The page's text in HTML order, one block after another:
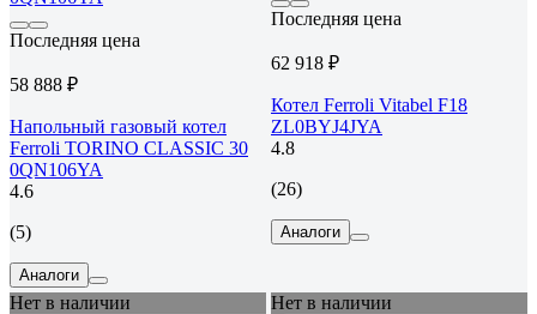
Последняя цена
58 888 ₽
Напольный газовый котел
Ferroli TORINO CLASSIC 30
0QN106YA
4.6
(5)
Аналоги
Последняя цена
62 918 ₽
Котел Ferroli Vitabel F18
ZL0BYJ4JYA
4.8
(26)
Аналоги
Нет в наличии Нет в наличии